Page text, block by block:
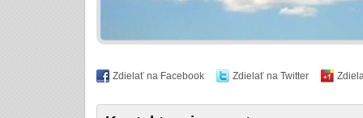
Zdielať na Facebook Zdielať na Twitter